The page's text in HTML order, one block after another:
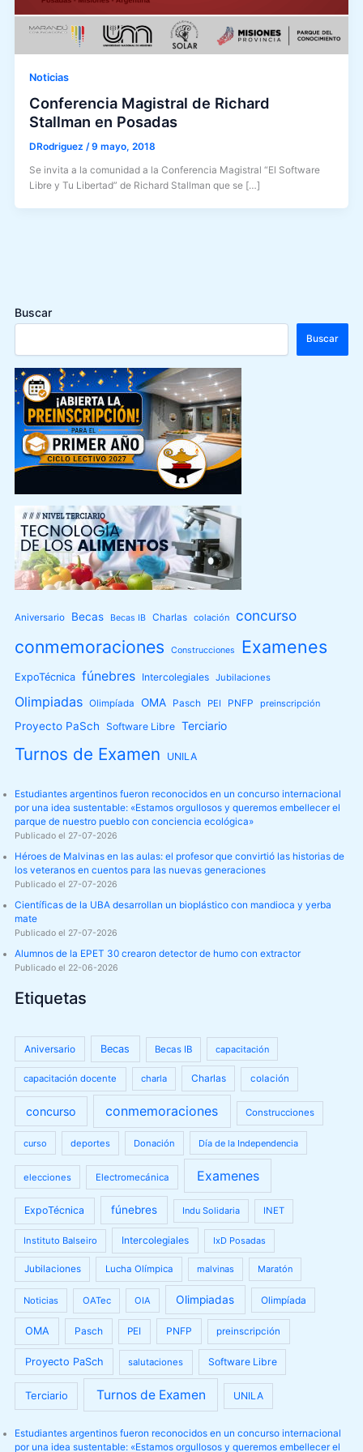
Noticias
Conferencia Magistral de Richard
Stallman en Posadas
DRodriguez /9 mayo, 2018
Se invita a la comunidad a la Conferencia Magistral “El Software
Libre y Tu Libertad” de Richard Stallman que se […]
Buscar
Buscar
Aniversario Becas Becas IB Charlas colación concurso
conmemoraciones Construcciones Examenes
ExpoTécnica fúnebres Intercolegiales Jubilaciones
Olimpiadas Olimpíada OMA Pasch PEI PNFP preinscripción
Proyecto PaSch Software Libre Terciario
Turnos de Examen UNILA
Estudiantes argentinos fueron reconocidos en un concurso internacional
por una idea sustentable: «Estamos orgullosos y queremos embellecer el
parque de nuestro pueblo con conciencia ecológica»
Publicado el 27-07-2026
Héroes de Malvinas en las aulas: el profesor que convirtió las historias de
los veteranos en cuentos para las nuevas generaciones
Publicado el 27-07-2026
Científicas de la UBA desarrollan un bioplástico con mandioca y yerba
mate
Publicado el 27-07-2026
Alumnos de la EPET 30 crearon detector de humo con extractor
Publicado el 22-06-2026
Etiquetas
Aniversario Becas Becas IB capacitación
capacitación docente charla Charlas colación
concurso conmemoraciones Construcciones
curso deportes Donación Día de la Independencia
elecciones Electromecánica Examenes
ExpoTécnica fúnebres Indu Solidaria INET
Instituto Balseiro Intercolegiales IxD Posadas
Jubilaciones Lucha Olímpica malvinas Maratón
Noticias OATec OIA Olimpiadas Olimpíada
OMA Pasch PEI PNFP preinscripción
Proyecto PaSch salutaciones Software Libre
Terciario Turnos de Examen UNILA
Estudiantes argentinos fueron reconocidos en un concurso internacional
por una idea sustentable: «Estamos orgullosos y queremos embellecer el